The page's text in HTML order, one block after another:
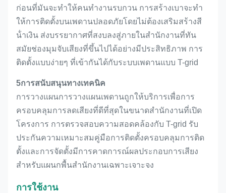
ก่อนที่มันจะทําให้คนทํางานรบกวน การสร้างเบาจะทํา
ให้การติดตั้งบนเพดานปลอดภัยโดยไม่ต้องเสริมสร้างสี
น้ําเงิน ส่งบรรยากาศที่สงบลงสู่ภายในสํานักงานที่ทัน
สมัยช่องมุมจับเสียงที่ขึ้นไปได้อย่างมีประสิทธิภาพ การ
ติดตั้งแบบง่ายๆ ที่เข้ากันได้กับระบบเพดานแบบ T-grid
5การสนับสนุนทางเทคนิค
การวางแผนการวางแผนเพดานถูกให้บริการเพื่อการ
ครอบคลุมการลดเสียงที่ดีที่สุดในขนาดสํานักงานที่เปิด
โครงการ การตรวจสอบความสอดคล้องกับ T-grid รับ
ประกันความเหมาะสมคู่มือการติดตั้งครอบคลุมการติด
ตั้งและการจัดตั้งมีการคาดการณ์ผลประกอบการเสียง
สําหรับแผนกพื้นสํานักงานเฉพาะเจาะจง
การใช้งาน